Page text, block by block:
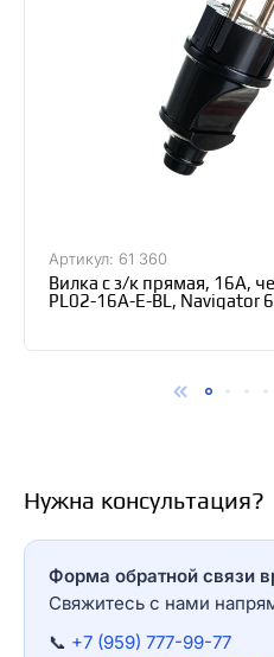
Артикул: 61 360
Вилка с з/к прямая, 16А,
PL02-16A-E-BL, Navigator
Нужна консультация?
Форма обратной связи
Свяжитесь с нами
📞 +7 (959) 777-99-77